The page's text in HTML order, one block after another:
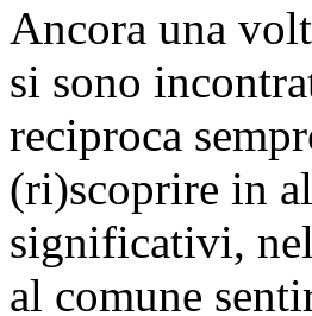
Ancora una
si sono
reciproca
(ri)scoprire in
significativi,
al comune